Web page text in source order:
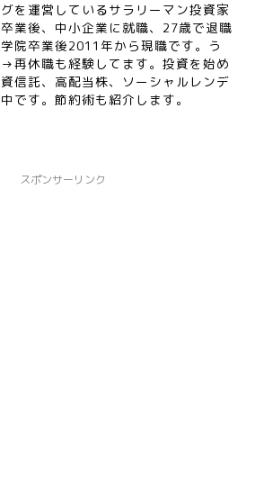
を運営しているサラリーマン投資家
業後、中小企業に就職、27歳で退職
院卒業後2011年から現職です。う
再休職も経験してます。投資を始め
信託、高配当株、ソーシャルレンデ
です。節約術も紹介します。
スポンサーリンク